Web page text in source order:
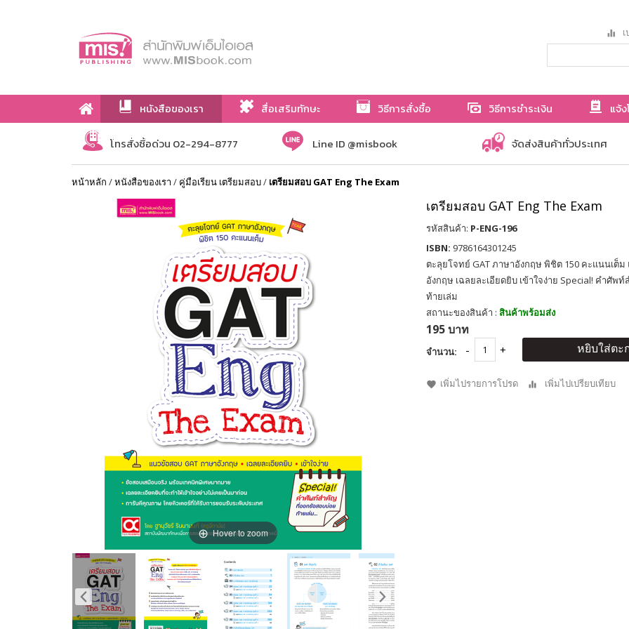
หนังสือของเรา สื่อเสริมทักษะ วิธีการสั่งซื้อ วิธีการชำระเงิน แจ้
เกี่ยวกับเรา
โทรสั่งซื้อด่วน 02-294-8777 Line ID @misbook จัดส่งสินค้าทั่วประเทศ
หน้าหลัก /หนังสือของเรา / คู่มือเรียน เตรียมสอบ/ เตรียมสอบ GAT Eng The Exam
Hover to zoom
เตรียมสอบ GAT Eng The Exam
รหัสสินค้า: P-ENG-196
ISBN: 9786164301245
ตะลุยโจทย์ GAT ภาษาอังกฤษ พิชิต 150 คะแนนเต็
อังกฤษ เฉลยละเอียดยิบ เข้าใจง่าย Special! คำศั
ท้ายเล่ม
สถานะของสินค้า : สินค้าพร้อมส่ง
195 บาท
จำนวน: หยิบใส่ตะ
เพิ่มไปรายการโปรด เพิ่มไปเปรียบเทียบ